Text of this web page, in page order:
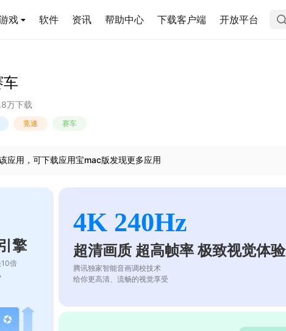
戏 软件 资讯 帮助中心 下载客户端 开放平台
万下载
竞速 赛车
应用，可下载应用宝mac版发现更多应用
擎
倍
4K 240Hz
超清画质 超高帧率 极致视觉体验
腾讯独家智能音画调校技术
给你更高清、流畅的视觉享受